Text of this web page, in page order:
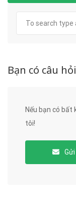
Bạn có câu
Nếu bạn có bất
tôi!